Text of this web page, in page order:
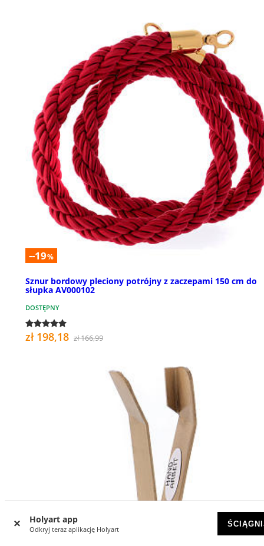
Holyart app
Odkryj teraz aplikację Holyart
--19%
Sznur bordowy pleciony potrójny z zaczepami 150 cm do
słupka AV000102
DOSTĘPNY
zł 198,18 zł 166,99